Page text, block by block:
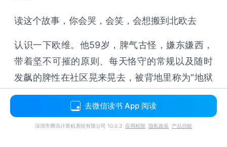
读这个故事，你会哭，会笑，会想搬到北欧去
认识一下欧维。他59岁，脾气古怪，嫌东嫌西，
带着坚不可摧的原则、每天恪守的常规以及随时
发飙的脾性在社区晃来晃去，被背地里称为“地狱
来的恶邻”。他每天一大早就四处巡视，搬动没停
进格线的脚踏车，检查垃圾是否按规定分类，抱
怨谁家的草坪还不修剪，诅咒那只掉了毛的流浪
去微信读书 App 阅读
深圳市腾讯计算机系统有限公司 10.0.3 应用权限 隐私政策 产品功能